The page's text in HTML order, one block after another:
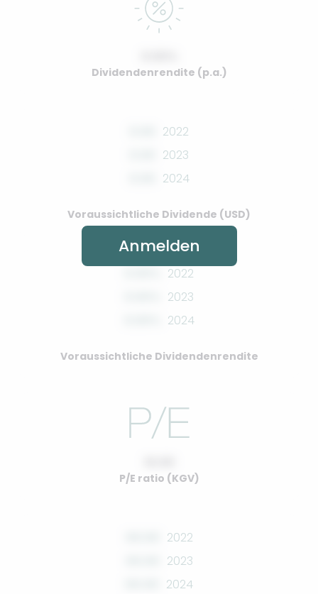
Dividendenrendite (p.a.)
2022
2023
2024
Voraussichtliche Dividende (USD)
2022
2023
2024
Voraussichtliche Dividendenrendite
P/E ratio (KGV)
2022
2023
2024
Anmelden